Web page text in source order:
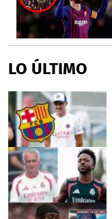
LO ÚLTIMO